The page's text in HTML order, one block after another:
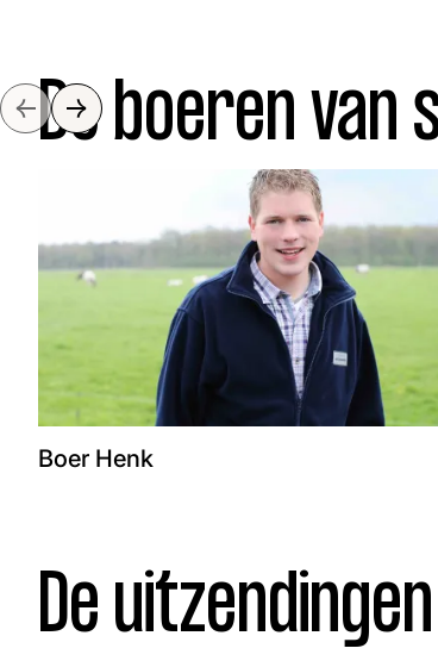
Facebook
Instagram
De boeren van
Boer Henk
Slide naar links
Slide naar rechts
De